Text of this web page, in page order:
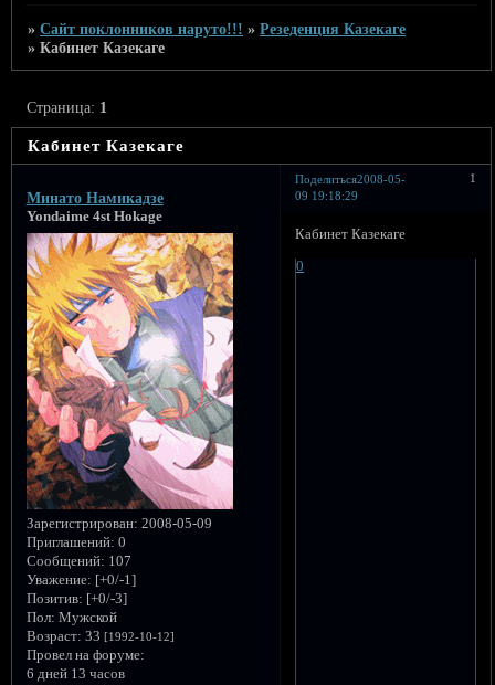
»Сайт поклонников наруто!!! »Резеденция Казекаге
»Кабинет Казекаге
Кабинет Казекаге
Страница: 1
Поделиться 1
2008-05-
09 19:18:29
Минато Намикадзе
Yondaime 4st Hokage
Зарегистрирован: 2008-05-09
Приглашений: 0
Сообщений: 107
Уважение: [+0/-1]
Позитив: [+0/-3]
Пол: Мужской
Возраст: 33 [1992-10-12]
Провел на форуме:
6 дней 13 часов
Кабинет Казекаге
0